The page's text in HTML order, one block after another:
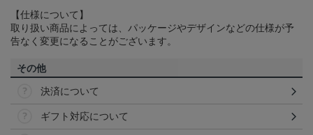
【仕様について】
取り扱い商品によっては、パッケージやデザインなどの仕様が予
告なく変更になることがございます。
その他
決済について
ギフト対応について